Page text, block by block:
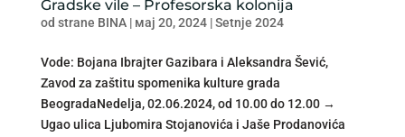
Gradske vile – Profesorska kolonija
od strane BINA| мај 20, 2024|Setnje 2024
Vode: Bojana Ibrajter Gazibara i Aleksandra Šević,
Zavod za zaštitu spomenika kulture grada
BeogradaNedelja, 02.06.2024, od 10.00 do 12.00 →
Ugao ulica Ljubomira Stojanovića i Jaše Prodanovića